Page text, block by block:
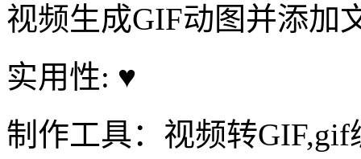
视频生成GIF动图并添加
实用性: ♥
制作工具：视频转GIF,gif